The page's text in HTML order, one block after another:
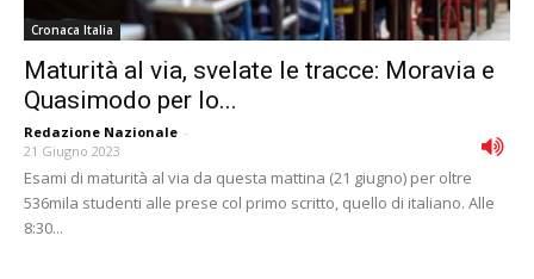
Cronaca Italia
Maturità al via, svelate le tracce: Moravia e
Quasimodo per lo...
Redazione Nazionale -
21 Giugno 2023
Esami di maturità al via da questa mattina (21 giugno) per oltre
536mila studenti alle prese col primo scritto, quello di italiano. Alle
8:30...